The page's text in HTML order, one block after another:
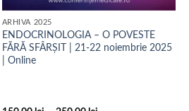
ARHIVA 2025
ENDOCRINOLOGIA – O POVESTE
FĂRĂ SFÂRȘIT | 21-22 noiembrie 2025
| Online